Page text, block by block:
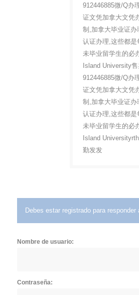
912446885微/Q办
证文凭加拿大文凭
制,加拿大毕业证
认证办理,这些都是
未毕业留学生的必
Island University
912446885微/Q办
证文凭加拿大文凭
制,加拿大毕业证
认证办理,这些都是
未毕业留学生的必
Island
勤发发
Debes estar registrado para responder
Nombre de usuario:
Contraseña: